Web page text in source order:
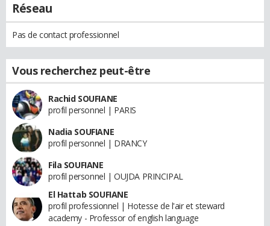
Réseau
Pas de contact professionnel
Vous recherchez peut-être
Rachid SOUFIANE
profil personnel | PARIS
Nadia SOUFIANE
profil personnel | DRANCY
Fila SOUFIANE
profil personnel | OUJDA PRINCIPAL
El Hattab SOUFIANE
profil professionnel | Hotesse de l'air et steward
academy - Professor of english language